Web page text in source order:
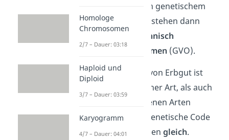
von genetischem
Material. Daraus entstehen dann
gentechnisch
veränderte Organismen (GVO).
Diese Übertragung von Erbgut ist
einer Art, als auch
verschiedenen Arten
möglich. Denn der genetische Code
ist bei allen Lebewesengleich.
Homologe
Chromosomen
2/7 – Dauer: 03:18
Haploid und
Diploid
3/7 – Dauer: 03:59
Karyogramm
4/7 – Dauer: 04:01